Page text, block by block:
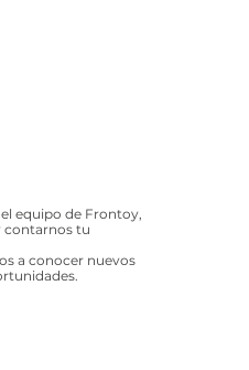
equipo de Frontoy,
contarnos tu
a conocer nuevos